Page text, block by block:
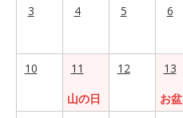
3 4 5 6
10
11
山の日
12
13
お盆